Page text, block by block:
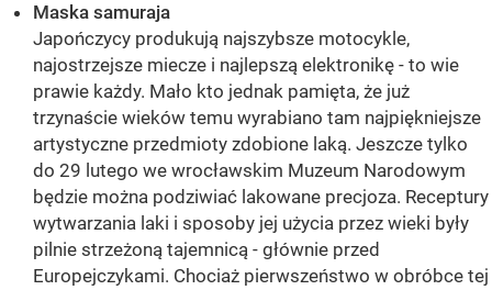
Maska samuraja
Japończycy produkują najszybsze motocykle,
najostrzejsze miecze i najlepszą elektronikę - to wie
prawie każdy. Mało kto jednak pamięta, że już
trzynaście wieków temu wyrabiano tam najpiękniejsze
artystyczne przedmioty zdobione laką. Jeszcze tylko
do 29 lutego we wrocławskim Muzeum Narodowym
będzie można podziwiać lakowane precjoza. Receptury
wytwarzania laki i sposoby jej użycia przez wieki były
pilnie strzeżoną tajemnicą - głównie przed
Europejczykami. Chociaż pierwszeństwo w obróbce tej